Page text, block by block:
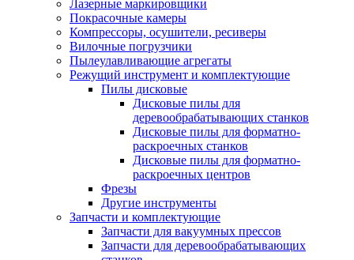
Лазерные маркировщики
Покрасочные камеры
Компрессоры, осушители, ресиверы
Вилочные погрузчики
Пылеулавливающие агрегаты
Режущий инструмент и комплектующие
Пилы дисковые
Дисковые пилы для
деревообрабатывающих станков
Дисковые пилы для форматно-
раскроечных станков
Дисковые пилы для форматно-
раскроечных центров
Фрезы
Другие инструменты
Запчасти и комплектующие
Запчасти для вакуумных прессов
Запчасти для деревообрабатывающих